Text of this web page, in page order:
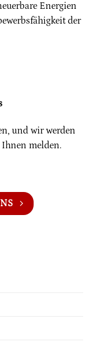
Energien
der
und wir werden
melden.